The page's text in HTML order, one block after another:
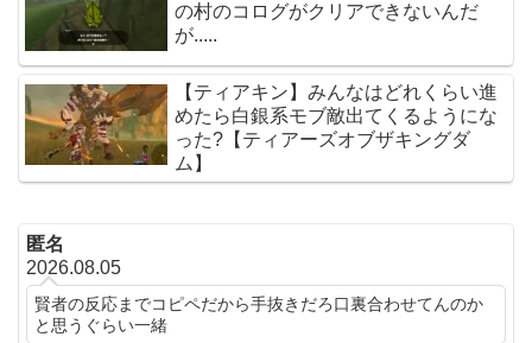
の村のコログがクリアできないんだ
が.....
【ティアキン】みんなはどれくらい進
めたら白銀系モブ敵出てくるようにな
った?【ティアーズオブザキングダ
ム】
匿名
2026.08.05
賢者の反応までコピペだから手抜きだろ口裏合わせてんのか
と思うぐらい一緒